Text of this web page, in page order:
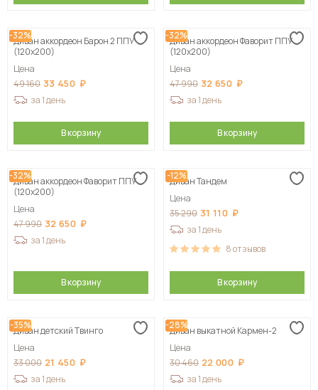
-32%
Диван аккордеон Барон 2 ППУ
(120х200)
Цена
49 160 33 450
за 1 день
В корзину
-32%
Диван аккордеон Фаворит ППУ
(120х200)
Цена
47 990 32 650
за 1 день
В корзину
-32%
Диван аккордеон Фаворит ППУ
(120х200)
Цена
47 990 32 650
за 1 день
В корзину
-12%
Диван Тандем
Цена
35 290 31 110
за 1 день
8отзывов
В корзину
-35%
Диван детский Твинго
Цена
33 000 21 450
за 1 день
-28%
Диван выкатной Кармен-2
Цена
30 460 22 000
за 1 день